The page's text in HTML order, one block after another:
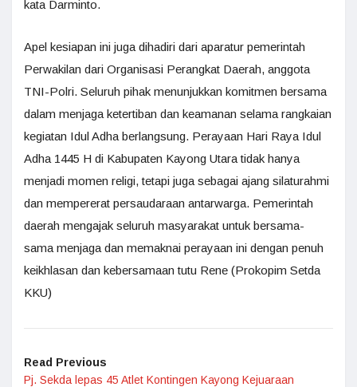
kata Darminto.
Apel kesiapan ini juga dihadiri dari aparatur pemerintah
Perwakilan dari Organisasi Perangkat Daerah, anggota
TNI-Polri. Seluruh pihak menunjukkan komitmen bersama
dalam menjaga ketertiban dan keamanan selama rangkaian
kegiatan Idul Adha berlangsung. Perayaan Hari Raya Idul
Adha 1445 H di Kabupaten Kayong Utara tidak hanya
menjadi momen religi, tetapi juga sebagai ajang silaturahmi
dan mempererat persaudaraan antarwarga. Pemerintah
daerah mengajak seluruh masyarakat untuk bersama-
sama menjaga dan memaknai perayaan ini dengan penuh
keikhlasan dan kebersamaan tutu Rene (Prokopim Setda
KKU)
Read Previous
Pj. Sekda lepas 45 Atlet Kontingen Kayong Kejuaraan